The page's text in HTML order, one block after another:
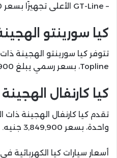
– GT-Line الأعلى تجهيزًا بسعر 2,399,900 جنيه.
كيا سورينتو الهجينة
تتوفر كيا سورينتو الهجينة
Topline، بسعر رسمي يبلغ 3,549,900 جنيه.
كيا كارنفال الهجينة 2026
واحدة، بسعر 3,849,900 جنيه.
أسعار سيارات كيا الكهربائية